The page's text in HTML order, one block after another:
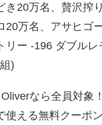
き20万名、贅沢搾
20万名、アサヒゴ
リー -196 ダブルレ
)
なら全員対象
使える無料クーポ